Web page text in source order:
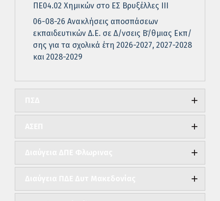
ΠΕ04.02 Χημικών στο ΕΣ Βρυξέλλες ΙΙΙ
06-08-26 Ανακλήσεις αποσπάσεων
εκπαιδευτικών Δ.Ε. σε Δ/νσεις Β΄/θμιας Εκπ/
σης για τα σχολικά έτη 2026-2027, 2027-2028
και 2028-2029